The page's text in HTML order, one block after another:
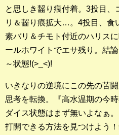
と思しき齧り痕付着。3投目
リ＆齧り痕拡大…。4投目、食
素バリ＆チモト付近のハリス
ールホワイトでエサ残り。結
～状態!(>_<)!
いきなりの逆境にこの先の苦
思考を転換。『高水温期の今
ダイス状態はまず無いよなぁ
打開できる方法を見つけよう